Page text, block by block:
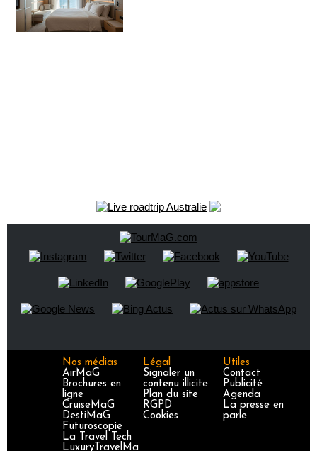
Nos médias
AirMaG
Brochures en
ligne
CruiseMaG
DestiMaG
Futuroscopie
La Travel Tech
LuxuryTravelMa
Légal
Signaler un
contenu illicite
Plan du site
RGPD
Cookies
Utiles
Contact
Publicité
Agenda
La presse en
parle